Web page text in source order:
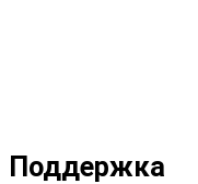
Поддержка